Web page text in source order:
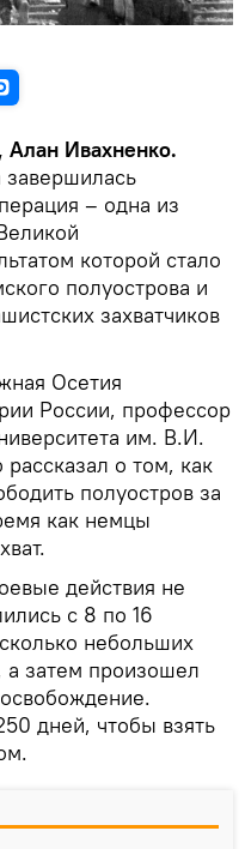
Ивахненко.
завершилась
– одна из
которой стало
полуострова и
захватчиков
Осетия
России, профессор
им. В.И.
о том, как
полуостров за
как немцы
действия не
с 8 по 16
небольших
а затем произошел
дней, чтобы взять